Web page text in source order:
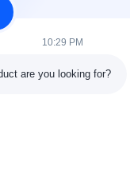
10:29 PM
are you looking for?